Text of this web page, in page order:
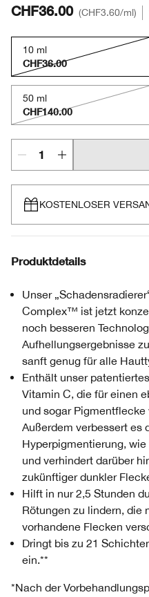
CHF36.00 CHF3.60/ml
10 ml
CHF36.00
50 ml
CHF140.00
KOSTENLOSER
Produktdetails
Unser
Complex™ ist jetzt
noch besseren
Aufhellungsergebnisse
sanft genug für alle
Enthält unser
Vitamin C, die für einen
und sogar
Außerdem verbessert es
Hyperpigmentierung,
und verhindert darüber
zukünftiger dunkler
Hilft in nur 2,5 Stunden
Rötungen zu lindern, die
vorhandene Flecken
Dringt bis zu 21
ein.**
*Nach der